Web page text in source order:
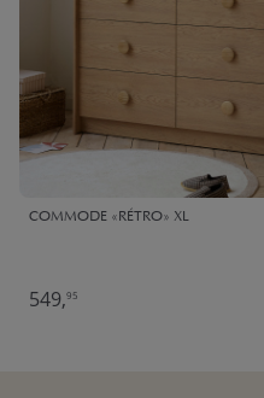
COMMODE «RÉTRO» XL
549,95